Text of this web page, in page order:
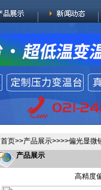
首页>>产品展示>>>>偏光显微
产品展示
高精度